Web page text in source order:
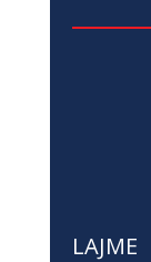
LAJME